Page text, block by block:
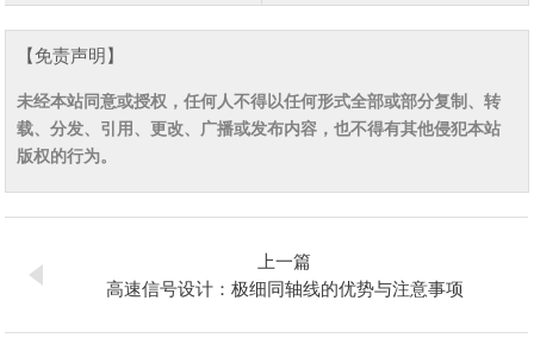
【免责声明】
未经本站同意或授权，任何人不得以任何形式全部或部分复制、转
载、分发、引用、更改、广播或发布内容，也不得有其他侵犯本站
版权的行为。
上一篇
高速信号设计：极细同轴线的优势与注意事项